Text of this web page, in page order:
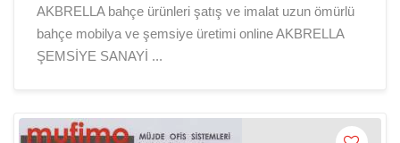
AKBRELLA bahçe ürünleri şatış ve imalat uzun ömürlü
bahçe mobilya ve şemsiye üretimi online AKBRELLA
ŞEMSİYE SANAYİ ...